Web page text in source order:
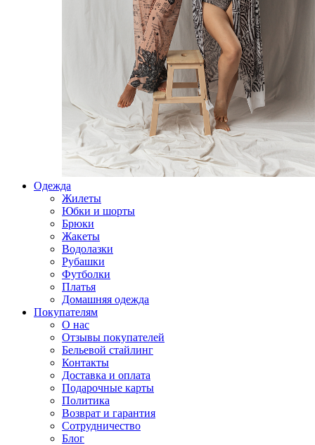
Одежда
Жилеты
Юбки и шорты
Брюки
Жакеты
Водолазки
Рубашки
Футболки
Платья
Домашняя одежда
Покупателям
О нас
Отзывы покупателей
Бельевой стайлинг
Контакты
Доставка и оплата
Подарочные карты
Политика
Возврат и гарантия
Сотрудничество
Блог